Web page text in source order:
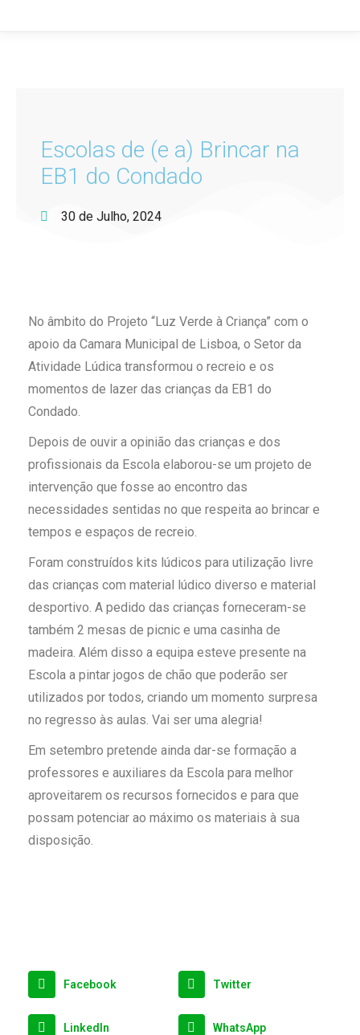
Escolas de (e a) Brincar na
EB1 do Condado
30 de Julho, 2024
No âmbito do Projeto “Luz Verde à Criança” com o
apoio da Camara Municipal de Lisboa, o Setor da
Atividade Lúdica transformou o recreio e os
momentos de lazer das crianças da EB1 do
Condado.
Depois de ouvir a opinião das crianças e dos
profissionais da Escola elaborou-se um projeto de
intervenção que fosse ao encontro das
necessidades sentidas no que respeita ao brincar e
tempos e espaços de recreio.
Foram construídos kits lúdicos para utilização livre
das crianças com material lúdico diverso e material
desportivo. A pedido das crianças forneceram-se
também 2 mesas de picnic e uma casinha de
madeira. Além disso a equipa esteve presente na
Escola a pintar jogos de chão que poderão ser
utilizados por todos, criando um momento surpresa
no regresso às aulas. Vai ser uma alegria!
Em setembro pretende ainda dar-se formação a
professores e auxiliares da Escola para melhor
aproveitarem os recursos fornecidos e para que
possam potenciar ao máximo os materiais à sua
disposição.
Facebook Twitter
LinkedIn WhatsApp